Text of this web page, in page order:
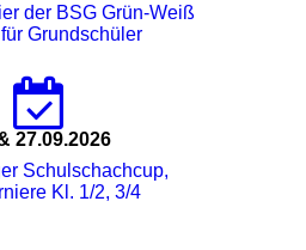
der BSG Grün-Weiß
Grundschüler
27.09.2026
Schulschachcup,
Kl. 1/2, 3/4